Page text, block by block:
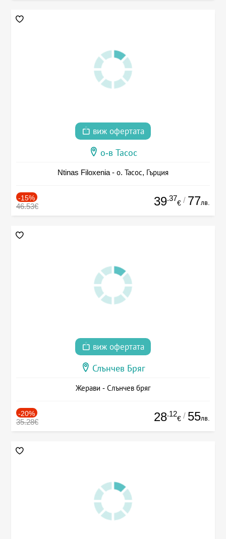
виж офертата
о-в Тасос
Ntinas Filoxenia - о. Тасос, Гърция
-15%
46.53€ 39.37
€ / 77лв.
виж офертата
Слънчев Бряг
Жерави - Слънчев бряг
-20%
35.28€ 28.12
€ / 55лв.